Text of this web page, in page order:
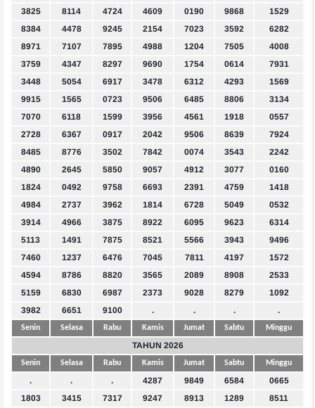
3825
8114 4724 4609 0190 9868
1529
8384
4478 9245 2154 7023 3592
6282
8971
7107 7895 4988 1204 7505
4008
3759
4347 8297 9690 1754 0614
7931
3448
5054 6917 3478 6312 4293
1569
9915
1565 0723 9506 6485 8806
3134
7070
6118 1599 3956 4561 1918
0557
2728
6367 0917 2042 9506 8639
7924
8485
8776 3502 7842 0074 3543
2242
4890
2645 5850 9057 4912 3077
0160
1824
0492 9758 6693 2391 4759
1418
4984
2737 3962 1814 6728 5049
0532
3914
4966 3875 8922 6095 9623
6314
5113
1491 7875 8521 5566 3943
9496
7460
1237 6476 7045 7811 4197
1572
4594
8786 8820 3565 2089 8908
2533
5159
6830 6987 2373 9028 8279
1092
3982
6651 9100 . . . .
Senin Selasa Rabu Kamis Jumat Sabtu Minggu
TAHUN 2026
Senin Selasa Rabu Kamis Jumat Sabtu Minggu
. . . 4287 9849 6584
0665
1803
3415 7317 9247 8913 1289
8511